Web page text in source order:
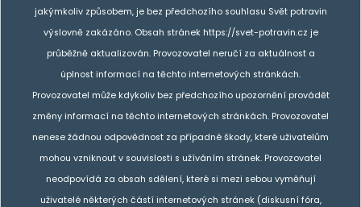
jakýmkoliv způsobem, je bez předchozího souhlasu Svět potravin
výslovně zakázáno. Obsah stránek https://svet-potravin.cz je
průběžně aktualizován. Provozovatel neručí za aktuálnost a
úplnost informací na těchto internetových stránkách.
Provozovatel může kdykoliv bez předchozího upozornění provádět
změny informací na těchto internetových stránkách. Provozovatel
nenese žádnou odpovědnost za případné škody, které uživatelům
mohou vzniknout v souvislosti s užíváním stránek. Provozovatel
neodpovídá za obsah sdělení, které si mezi sebou vyměňují
uživatelé některých částí internetových stránek (diskusní fóra,